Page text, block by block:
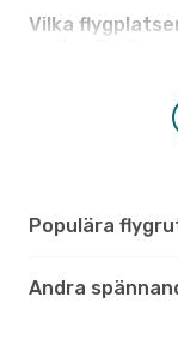
Vilka
Populära
Andra